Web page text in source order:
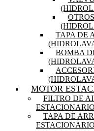
OTROS
TAPA DE
BOMBA
MOTOR
FILTRO DE
TAPA DE